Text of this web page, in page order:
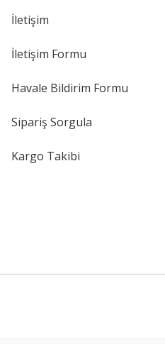
İletişim
İletişim Formu
Havale Bildirim Formu
Sipariş Sorgula
Kargo Takibi